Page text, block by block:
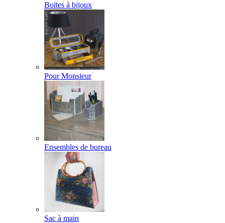
Boïtes à bijoux
Pour Monsieur
Ensembles de bureau
Sac à main